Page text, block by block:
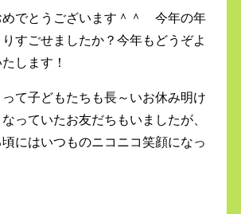
でとうございます＾＾ 今年の年
すごせましたか？今年もどうぞよ
します！
て子どもたちも長～いお休み明け
っていたお友だちもいましたが、
にはいつものニコニコ笑顔になっ